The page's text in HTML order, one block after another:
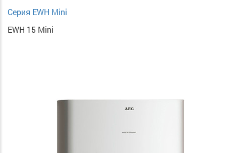
Серия EWH Mini
EWH 15 Mini